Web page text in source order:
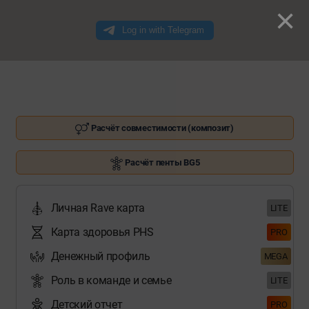
Расчёт совместимости (композит)
Расчёт пенты BG5
Личная Rave карта LITE
Карта здоровья PHS PRO
Денежный профиль MEGA
Роль в команде и семье LITE
Детский отчет PRO
×